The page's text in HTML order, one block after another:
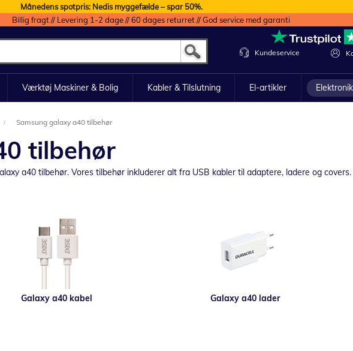
Månedens spotpris: Nedis myggefælde – spar 50%.
Billig fragt // Levering 1-2 dage // 60 dages returret // God service med garanti
Kundeservice
Værktøj Maskiner & Bolig Kabler & Tilslutning El-artikler
Samsung galaxy a40 tilbehør
tilbehør
a40 tilbehør. Vores tilbehør inkluderer alt fra USB kabler til adaptere, ladere og
Galaxy a40 kabel Galaxy a40 lader